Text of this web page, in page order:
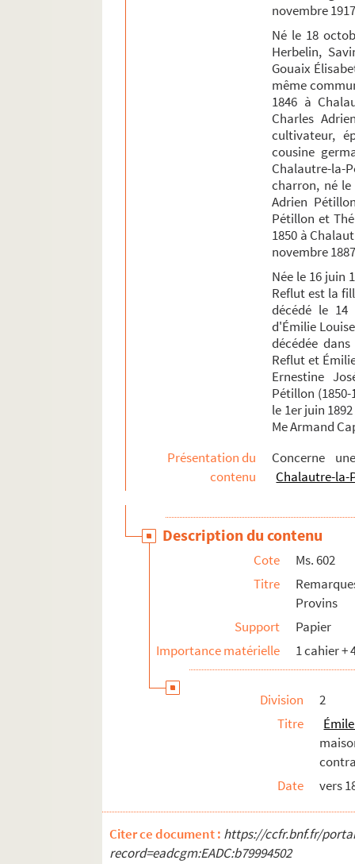
novembre
Né le 18
Herbelin,
Gouaix
même
1846 à
Charles
cultivateur,
cousine
Chalautre-la-
charron, né le
Adrien
Pétillon et
1850 à
novembre
Née le 16 juin
Reflut est la
décédé le 14
d'Émilie
décédée
Reflut et
Ernestine
Pétillon (1850-
le 1er juin
Me Armand
Présentation du
contenu
Concerne
Chalautre-la-
Description du contenu
Cote
Ms. 602
Titre
Provins
Support
Papier
Importance matérielle
1 cahier +
Division
2
Titre
Date
vers
Citer ce document : https://ccfr.bnf.fr/
record=eadcgm:EADC:b79994502